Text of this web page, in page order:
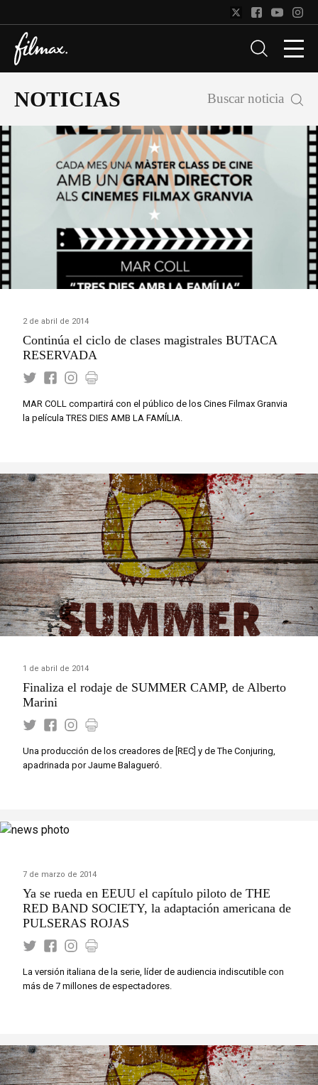
NOTICIAS Buscar noticia
2 de abril de 2014
Continúa el ciclo de clases magistrales BUTACA
RESERVADA
MAR COLL compartirá con el público de los Cines Filmax Granvia
la película TRES DIES AMB LA FAMÍLIA.
1 de abril de 2014
Finaliza el rodaje de SUMMER CAMP, de Alberto
Marini
Una producción de los creadores de [REC] y de The Conjuring,
apadrinada por Jaume Balagueró.
7 de marzo de 2014
Ya se rueda en EEUU el capítulo piloto de THE
RED BAND SOCIETY, la adaptación americana de
PULSERAS ROJAS
La versión italiana de la serie, líder de audiencia indiscutible con
más de 7 millones de espectadores.